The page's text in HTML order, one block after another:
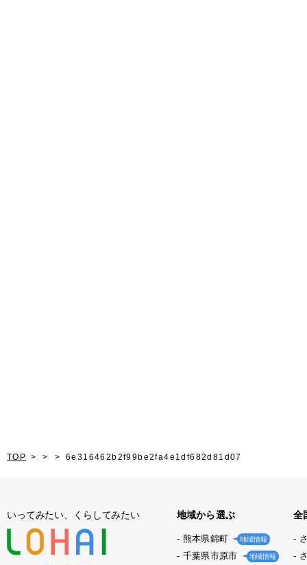
TOP 6e316462b2f99be2fa4e1df682d81d07
いってみたい、くらしてみたい 地域から選ぶ
熊本県錦町 地域情報
千葉県市原市 地域情報
全